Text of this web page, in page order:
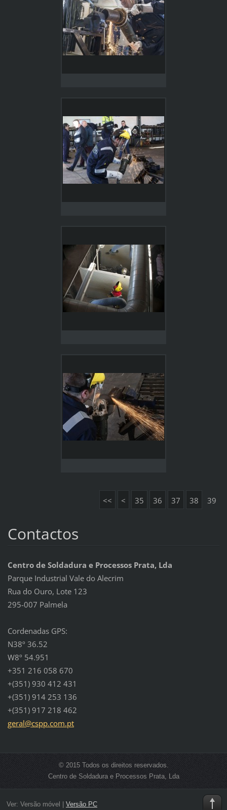
<< < 35 36 37 38 39
Contactos
Centro de Soldadura e Processos Prata, Lda
Parque Industrial Vale do Alecrim
Rua do Ouro, Lote 123
295-007 Palmela
Cordenadas GPS:
N38º 36.52
W8º 54.951
+351 216 058 670
+(351) 930 412 431
+(351) 914 253 136
+(351) 917 218 462
geral@cspp.com.pt
© 2015 Todos os direitos reservados.
Centro de Soldadura e Processos Prata, Lda
Ver: Versão móvel Versão PC